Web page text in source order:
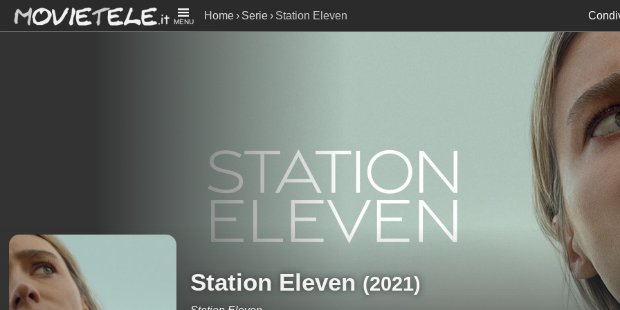
MENU
Home Serie Station Eleven
Station Eleven (2021)